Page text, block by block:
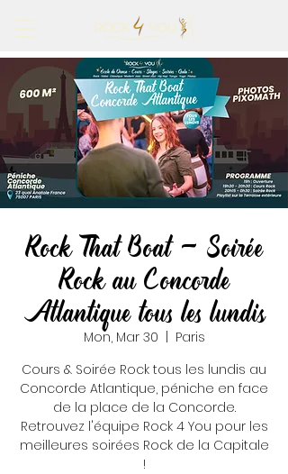
Rock That Boat - Soirée
Rock au Concorde
Atlantique tous les lundis
Mon, Mar 30
Paris
Cours & Soirée Rock tous les lundis au
Concorde Atlantique, péniche en face
de la place de la Concorde.
Retrouvez l'équipe Rock 4 You pour les
meilleures soirées Rock de la Capitale
!